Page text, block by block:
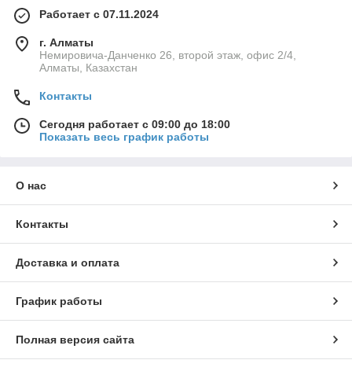
Работает с 07.11.2024
г. Алматы
Немировича-Данченко 26, второй этаж, офис 2/4,
Алматы, Казахстан
Контакты
Сегодня работает с 09:00 до 18:00
Показать весь график работы
О нас
Контакты
Доставка и оплата
График работы
Полная версия сайта